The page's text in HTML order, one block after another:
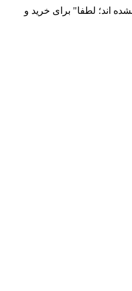
ارز محصولات سایت قیمت گذاری نشده اند؛ لطفا" برای خرید و